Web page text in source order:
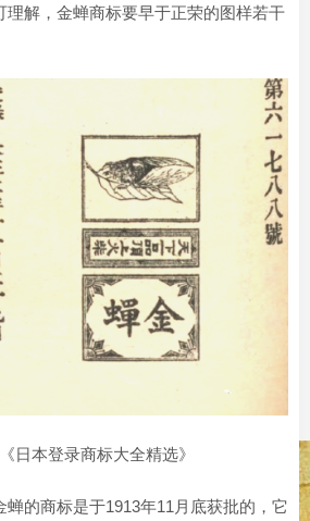
理解，金蝉商标要早于正荣的图样若干
日本登录商标大全精选》
的商标是于1913年11月底获批的，它